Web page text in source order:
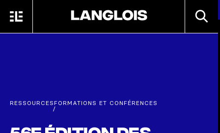
MENU
RESSOURCES
/
FORMATIONS ET CONFÉRENCES